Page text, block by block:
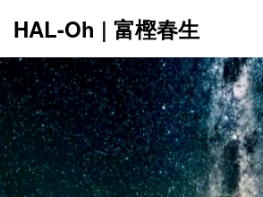
HAL-Oh | 富樫春生